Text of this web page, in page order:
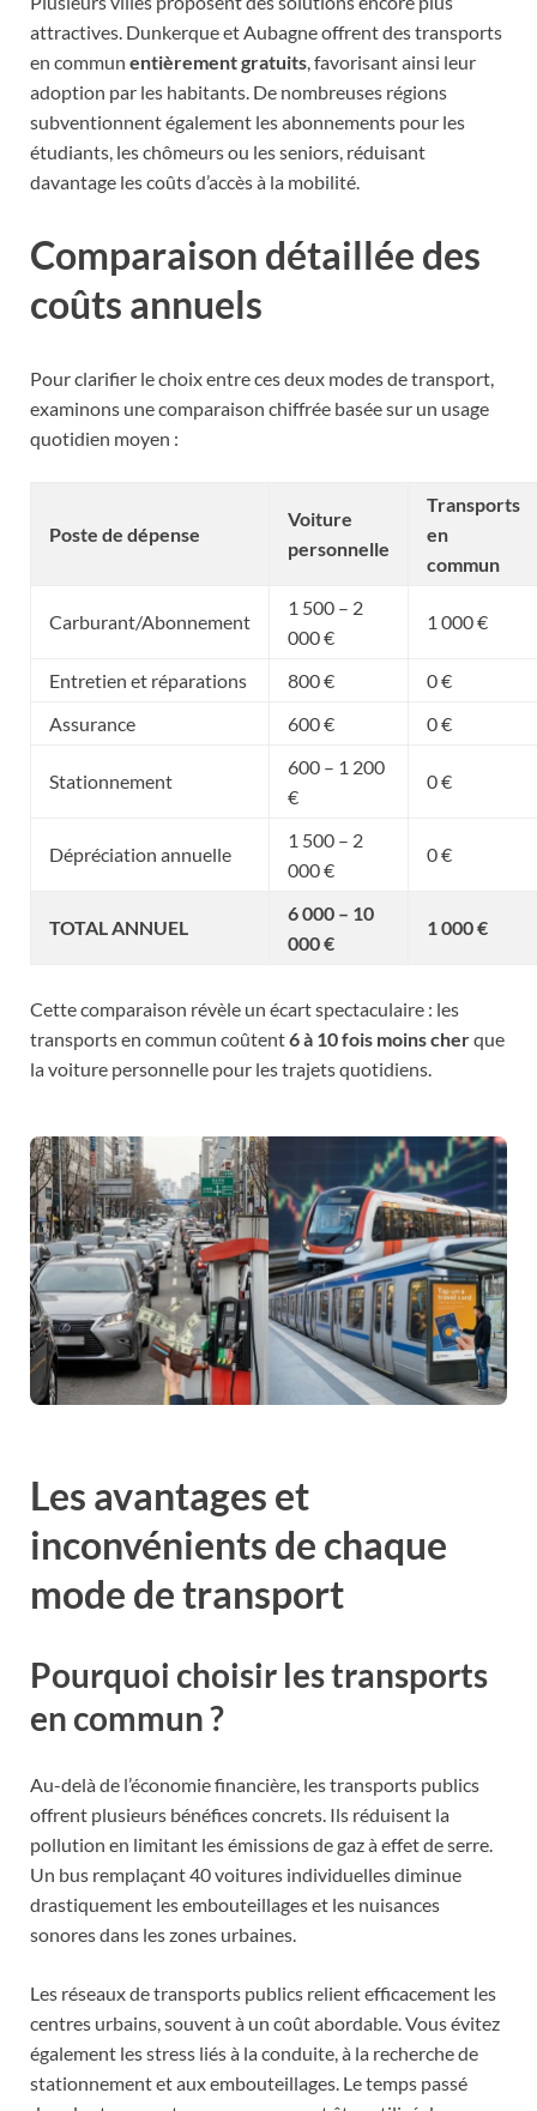
attractives. Dunkerque et Aubagne offrent des transports
en commun entièrement gratuits , favorisant ainsi leur
adoption par les habitants. De nombreuses régions
subventionnent également les abonnements pour les
étudiants, les chômeurs ou les seniors, réduisant
davantage les coûts d’accès à la mobilité.
Comparaison détaillée des
coûts annuels
Pour clarifier le choix entre ces deux modes de transport,
examinons une comparaison chiffrée basée sur un usage
quotidien moyen :
Poste de dépense
Voiture
personnelle
Transports
en
commun
Carburant/Abonnement
1 500 – 2
000 €
1 000 €
Entretien et réparations 800 €
0 €
Assurance
600 € 0 €
Stationnement
600 – 1 200
€
0 €
Dépréciation annuelle
1 500 – 2
000 €
0 €
TOTAL ANNUEL
6 000 – 10
000 €
1 000 €
Cette comparaison révèle un écart spectaculaire : les
transports en commun coûtent6 à 10 fois moins cherque
la voiture personnelle pour les trajets quotidiens.
Les avantages et
inconvénients de chaque
mode de transport
Pourquoi choisir les transports
en commun ?
Au-delà de l’économie financière, les transports publics
offrent plusieurs bénéfices concrets. Ils réduisent la
pollution en limitant les émissions de gaz à effet de serre.
Un bus remplaçant 40 voitures individuelles diminue
drastiquement les embouteillages et les nuisances
sonores dans les zones urbaines.
Les réseaux de transports publics relient efficacement les
centres urbains, souvent à un coût abordable. Vous évitez
également les stress liés à la conduite, à la recherche de
stationnement et aux embouteillages. Le temps passé